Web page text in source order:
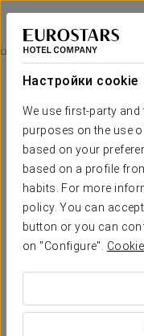
Настройки cookie
We use first-party
purposes on the use
based on your
based on a profile
habits. For more
policy. You can
button or you can
on "Configure".
Exe Sevilla Macarena
СЕВИЛЬЯ
Pомантический Опыт
30€
Проведите
деталей, в отеле Exe